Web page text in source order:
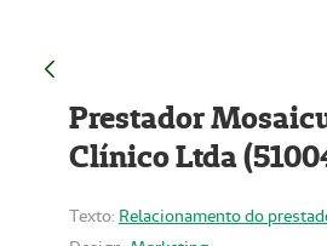
Prestador
Clínico Ltda
Texto: Relacionamento do